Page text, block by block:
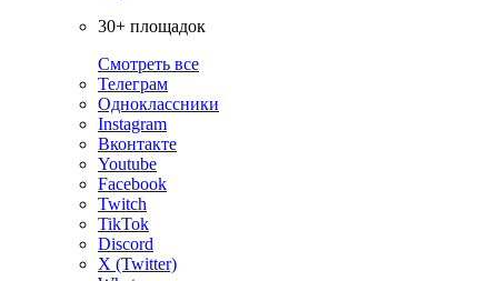
30+ площадок
Смотреть все
Телеграм
Одноклассники
Instagram
Вконтакте
Youtube
Facebook
Twitch
TikTok
Discord
X (Twitter)